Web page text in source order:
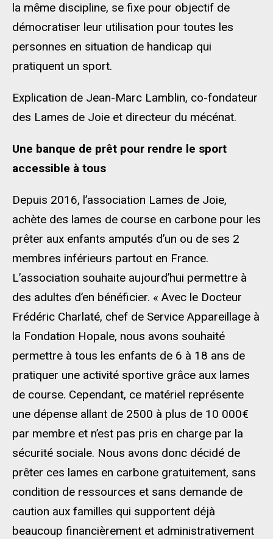
la même discipline, se fixe pour objectif de
démocratiser leur utilisation pour toutes les
personnes en situation de handicap qui
pratiquent un sport.
Explication de Jean-Marc Lamblin, co-fondateur
des Lames de Joie et directeur du mécénat.
Une banque de prêt pour rendre le sport
accessible à tous
Depuis 2016, l’association Lames de Joie,
achète des lames de course en carbone pour les
prêter aux enfants amputés d’un ou de ses 2
membres inférieurs partout en France.
L’association souhaite aujourd’hui permettre à
des adultes d’en bénéficier. « Avec le Docteur
Frédéric Charlaté, chef de Service Appareillage à
la Fondation Hopale, nous avons souhaité
permettre à tous les enfants de 6 à 18 ans de
pratiquer une activité sportive grâce aux lames
de course. Cependant, ce matériel représente
une dépense allant de 2500 à plus de 10 000€
par membre et n’est pas pris en charge par la
sécurité sociale. Nous avons donc décidé de
prêter ces lames en carbone gratuitement, sans
condition de ressources et sans demande de
caution aux familles qui supportent déjà
beaucoup financièrement et administrativement